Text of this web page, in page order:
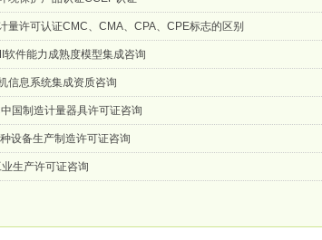
量许可认证CMC、CMA、CPA、CPE标志的区别
软件能力成熟度模型集成咨询
信息系统集成资质咨询
国制造计量器具许可证咨询
设备生产制造许可证咨询
生产许可证咨询